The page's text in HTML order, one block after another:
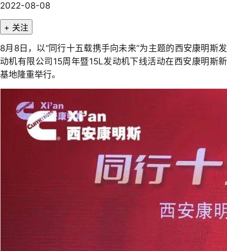
2022-08-08
+ 关注
8月8日，以“同行十五载携手向未来”为主题的西安康明斯发
动机有限公司15周年暨15L发动机下线活动在西安康明斯新
基地隆重举行。